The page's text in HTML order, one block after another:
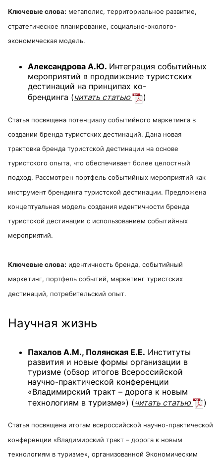
Ключевые слова: мегаполис, территориальное развитие,
стратегическое планирование, социально-эколого-
экономическая модель.
Александрова А.Ю. Интеграция событийных
мероприятий в продвижение туристских
дестинаций на принципах ко-
брендинга (читать статью )
Статья посвящена потенциалу событийного маркетинга в
создании бренда туристских дестинаций. Дана новая
трактовка бренда туристской дестинации на основе
туристского опыта, что обеспечивает более целостный
подход. Рассмотрен портфель событийных мероприятий как
инструмент брендинга туристской дестинации. Предложена
концептуальная модель создания идентичности бренда
туристской дестинации с использованием событийных
мероприятий.
Ключевые слова: идентичность бренда, событийный
маркетинг, портфель событий, маркетинг туристских
дестинаций, потребительский опыт.
Научная жизнь
Пахалов А.М., Полянская Е.Е. Институты
развития и новые формы организации в
туризме (обзор итогов Всероссийской
научно-практической конференции
«Владимирский тракт – дорога к новым
технологиям в туризме») (читать статью )
Статья посвящена итогам всероссийской научно-практической
конференции «Владимирский тракт – дорога к новым
технологиям в туризме», организованной Экономическим